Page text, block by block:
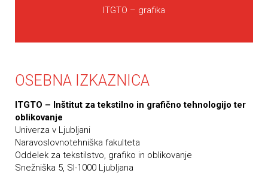
ITGTO – grafika
OSEBNA IZKAZNICA
ITGTO – Inštitut za tekstilno in grafično tehnologijo ter
oblikovanje
Univerza v Ljubljani
Naravoslovnotehniška fakulteta
Oddelek za tekstilstvo, grafiko in oblikovanje
Snežniška 5, SI-1000 Ljubljana